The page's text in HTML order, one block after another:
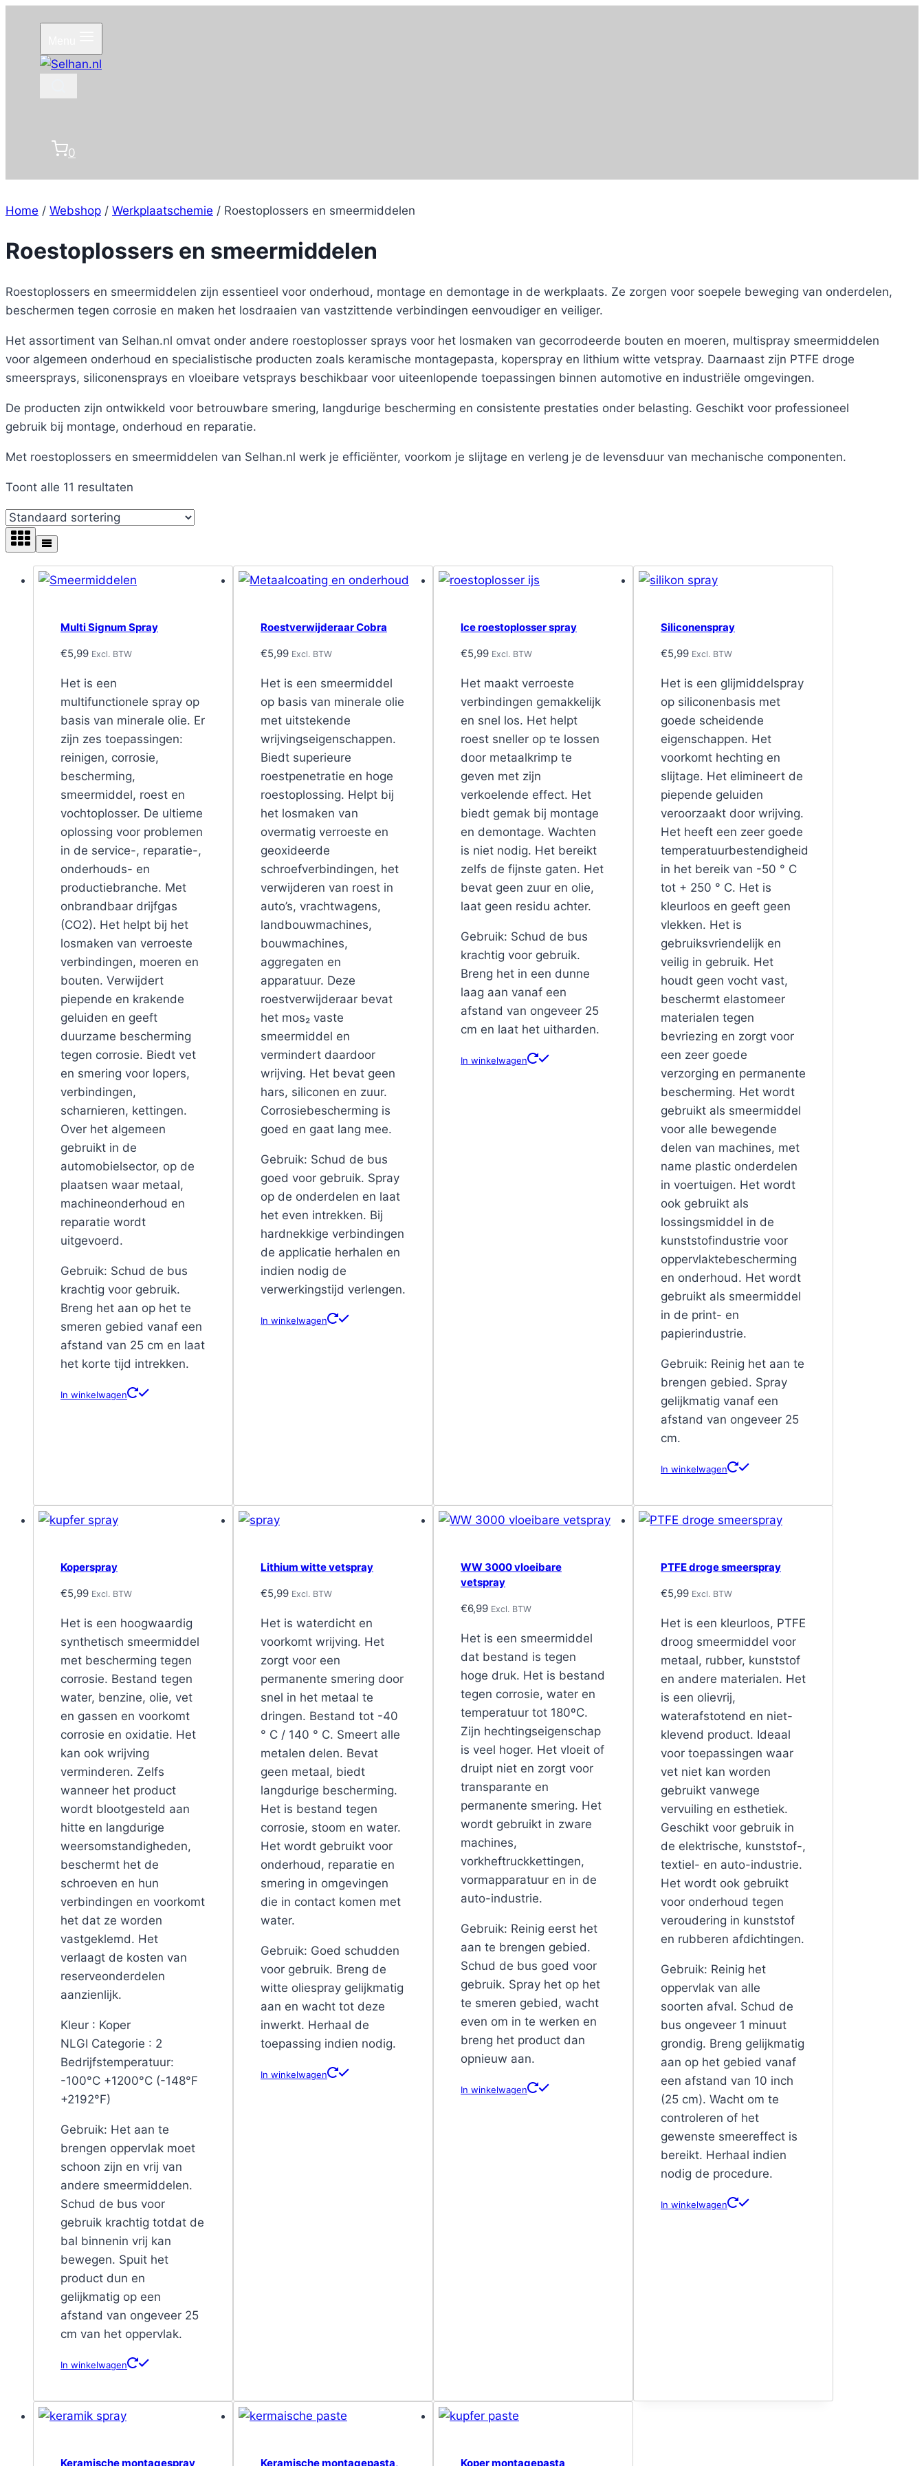
inhoud
0
Home / Webshop / Werkplaatschemie / Roestoplossers en smeermiddelen
Roestoplossers en smeermiddelen
Roestoplossers en smeermiddelen zijn essentieel voor onderhoud, montage en demontage in de werkplaats. Ze zorgen voor soepele beweging van onderdelen,
beschermen tegen corrosie en maken het losdraaien van vastzittende verbindingen eenvoudiger en veiliger.
Het assortiment van Selhan.nl omvat onder andere roestoplosser sprays voor het losmaken van gecorrodeerde bouten en moeren, multispray smeermiddelen
voor algemeen onderhoud en specialistische producten zoals keramische montagepasta, koperspray en lithium witte vetspray. Daarnaast zijn PTFE droge
smeersprays, siliconensprays en vloeibare vetsprays beschikbaar voor uiteenlopende toepassingen binnen automotive en industriële omgevingen.
De producten zijn ontwikkeld voor betrouwbare smering, langdurige bescherming en consistente prestaties onder belasting. Geschikt voor professioneel
gebruik bij montage, onderhoud en reparatie.
Met roestoplossers en smeermiddelen van Selhan.nl werk je efficiënter, voorkom je slijtage en verleng je de levensduur van mechanische componenten.
Toont alle 11 resultaten
Multi Signum Spray
€5,99 Excl. BTW
Het is een
multifunctionele spray op
basis van minerale olie. Er
zijn zes toepassingen:
reinigen, corrosie,
bescherming,
smeermiddel, roest en
vochtoplosser. De ultieme
oplossing voor problemen
in de service-, reparatie-,
onderhouds- en
productiebranche. Met
onbrandbaar drijfgas
(CO2). Het helpt bij het
losmaken van verroeste
verbindingen, moeren en
bouten. Verwijdert
piepende en krakende
geluiden en geeft
duurzame bescherming
tegen corrosie. Biedt vet
en smering voor lopers,
verbindingen,
scharnieren, kettingen.
Over het algemeen
gebruikt in de
automobielsector, op de
plaatsen waar metaal,
machineonderhoud en
reparatie wordt
uitgevoerd.
Gebruik: Schud de bus
krachtig voor gebruik.
Breng het aan op het te
smeren gebied vanaf een
afstand van 25 cm en laat
het korte tijd intrekken.
In winkelwagen
Roestverwijderaar Cobra
€5,99 Excl. BTW
Het is een smeermiddel
op basis van minerale olie
met uitstekende
wrijvingseigenschappen.
Biedt superieure
roestpenetratie en hoge
roestoplossing. Helpt bij
het losmaken van
overmatig verroeste en
geoxideerde
schroefverbindingen, het
verwijderen van roest in
auto’s, vrachtwagens,
landbouwmachines,
bouwmachines,
aggregaten en
apparatuur. Deze
roestverwijderaar bevat
het mos₂ vaste
smeermiddel en
vermindert daardoor
wrijving. Het bevat geen
hars, siliconen en zuur.
Corrosiebescherming is
goed en gaat lang mee.
Gebruik: Schud de bus
goed voor gebruik. Spray
op de onderdelen en laat
het even intrekken. Bij
hardnekkige verbindingen
de applicatie herhalen en
indien nodig de
verwerkingstijd verlengen.
In winkelwagen
Ice roestoplosser spray
€5,99 Excl. BTW
Het maakt verroeste
verbindingen gemakkelijk
en snel los. Het helpt
roest sneller op te lossen
door metaalkrimp te
geven met zijn
verkoelende effect. Het
biedt gemak bij montage
en demontage. Wachten
is niet nodig. Het bereikt
zelfs de fijnste gaten. Het
bevat geen zuur en olie,
laat geen residu achter.
Gebruik: Schud de bus
krachtig voor gebruik.
Breng het in een dunne
laag aan vanaf een
afstand van ongeveer 25
cm en laat het uitharden.
In winkelwagen
Siliconenspray
€5,99 Excl. BTW
Het is een glijmiddelspray
op siliconenbasis met
goede scheidende
eigenschappen. Het
voorkomt hechting en
slijtage. Het elimineert de
piepende geluiden
veroorzaakt door wrijving.
Het heeft een zeer goede
temperatuurbestendigheid
in het bereik van -50 ° C
tot + 250 ° C. Het is
kleurloos en geeft geen
vlekken. Het is
gebruiksvriendelijk en
veilig in gebruik. Het
houdt geen vocht vast,
beschermt elastomeer
materialen tegen
bevriezing en zorgt voor
een zeer goede
verzorging en permanente
bescherming. Het wordt
gebruikt als smeermiddel
voor alle bewegende
delen van machines, met
name plastic onderdelen
in voertuigen. Het wordt
ook gebruikt als
lossingsmiddel in de
kunststofindustrie voor
oppervlaktebescherming
en onderhoud. Het wordt
gebruikt als smeermiddel
in de print- en
papierindustrie.
Gebruik: Reinig het aan te
brengen gebied. Spray
gelijkmatig vanaf een
afstand van ongeveer 25
cm.
In winkelwagen
Koperspray
€5,99 Excl. BTW
Het is een hoogwaardig
synthetisch smeermiddel
met bescherming tegen
corrosie. Bestand tegen
water, benzine, olie, vet
en gassen en voorkomt
corrosie en oxidatie. Het
kan ook wrijving
verminderen. Zelfs
wanneer het product
wordt blootgesteld aan
hitte en langdurige
weersomstandigheden,
beschermt het de
schroeven en hun
verbindingen en voorkomt
het dat ze worden
vastgeklemd. Het
verlaagt de kosten van
reserveonderdelen
aanzienlijk.
Kleur : Koper
NLGI Categorie : 2
Bedrijfstemperatuur:
-100°C +1200°C (-148°F
+2192°F)
Gebruik: Het aan te
brengen oppervlak moet
schoon zijn en vrij van
andere smeermiddelen.
Schud de bus voor
gebruik krachtig totdat de
bal binnenin vrij kan
bewegen. Spuit het
product dun en
gelijkmatig op een
afstand van ongeveer 25
cm van het oppervlak.
In winkelwagen
Lithium witte vetspray
€5,99 Excl. BTW
Het is waterdicht en
voorkomt wrijving. Het
zorgt voor een
permanente smering door
snel in het metaal te
dringen. Bestand tot -40
° C / 140 ° C. Smeert alle
metalen delen. Bevat
geen metaal, biedt
langdurige bescherming.
Het is bestand tegen
corrosie, stoom en water.
Het wordt gebruikt voor
onderhoud, reparatie en
smering in omgevingen
die in contact komen met
water.
Gebruik: Goed schudden
voor gebruik. Breng de
witte oliespray gelijkmatig
aan en wacht tot deze
inwerkt. Herhaal de
toepassing indien nodig.
In winkelwagen
WW 3000 vloeibare
vetspray
€6,99 Excl. BTW
Het is een smeermiddel
dat bestand is tegen
hoge druk. Het is bestand
tegen corrosie, water en
temperatuur tot 180ºC.
Zijn hechtingseigenschap
is veel hoger. Het vloeit of
druipt niet en zorgt voor
transparante en
permanente smering. Het
wordt gebruikt in zware
machines,
vorkheftruckkettingen,
vormapparatuur en in de
auto-industrie.
Gebruik: Reinig eerst het
aan te brengen gebied.
Schud de bus goed voor
gebruik. Spray het op het
te smeren gebied, wacht
even om in te werken en
breng het product dan
opnieuw aan.
In winkelwagen
PTFE droge smeerspray
€5,99 Excl. BTW
Het is een kleurloos, PTFE
droog smeermiddel voor
metaal, rubber, kunststof
en andere materialen. Het
is een olievrij,
waterafstotend en niet-
klevend product. Ideaal
voor toepassingen waar
vet niet kan worden
gebruikt vanwege
vervuiling en esthetiek.
Geschikt voor gebruik in
de elektrische, kunststof-,
textiel- en auto-industrie.
Het wordt ook gebruikt
voor onderhoud tegen
veroudering in kunststof
en rubberen afdichtingen.
Gebruik: Reinig het
oppervlak van alle
soorten afval. Schud de
bus ongeveer 1 minuut
grondig. Breng gelijkmatig
aan op het gebied vanaf
een afstand van 10 inch
(25 cm). Wacht om te
controleren of het
gewenste smeereffect is
bereikt. Herhaal indien
nodig de procedure.
In winkelwagen
Keramische montagespray Keramische montagepasta, Koper montagepasta